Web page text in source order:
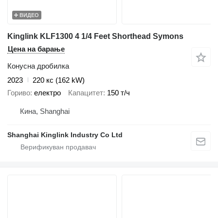
ВИДЕО
Kinglink KLF1300 4 1/4 Feet Shorthead Symons
Цена на барање
Конусна дробилка
2023
220 кс (162 kW)
Гориво електро Капацитет 150 т/ч
Кина, Shanghai
Shanghai Kinglink Industry Co Ltd